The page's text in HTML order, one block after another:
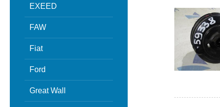
EXEED
FAW
Fiat
Ford
Great Wall